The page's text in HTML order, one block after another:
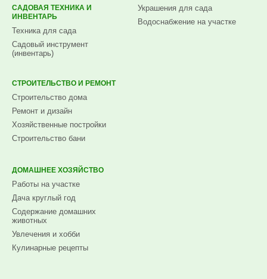
САДОВАЯ ТЕХНИКА И
ИНВЕНТАРЬ
Техника для сада
Садовый инструмент
(инвентарь)
Украшения для сада
Водоснабжение на участке
СТРОИТЕЛЬСТВО И РЕМОНТ
Строительство дома
Ремонт и дизайн
Хозяйственные постройки
Строительство бани
ДОМАШНЕЕ ХОЗЯЙСТВО
Работы на участке
Дача круглый год
Содержание домашних
животных
Увлечения и хобби
Кулинарные рецепты